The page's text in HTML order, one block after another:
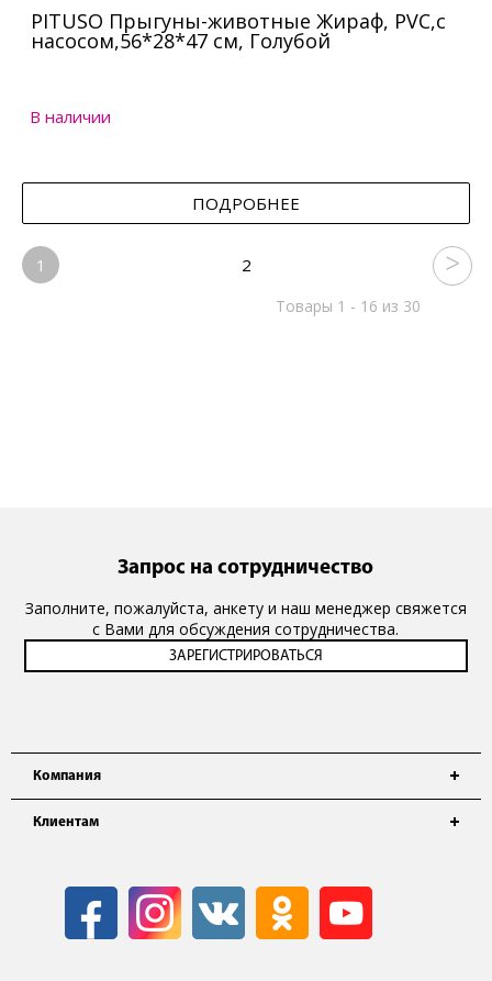
PITUSO Прыгуны-животные Жираф, PVC,с
насосом,56*28*47 см, Голубой
В наличии
ПОДРОБНЕЕ
1 2
Товары 1 - 16 из 30
Компания
Клиентам
Запрос на сотрудничество
Заполните, пожалуйста, анкету и наш менеджер свяжется
с Вами для обсуждения сотрудничества.